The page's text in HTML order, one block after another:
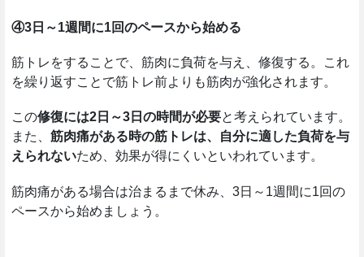
④3日～1週間に1回のペースから始める
筋トレをすることで、筋肉に負荷を与え、修復する。これ
を繰り返すことで筋トレ前よりも筋肉が強化されます。
この修復には2日～3日の時間が必要と考えられています。
また、 筋肉痛がある時の筋トレは、自分に適した負荷を与
えられないため、効果が得にくいといわれています。
筋肉痛がある場合は治まるまで休み、3日～1週間に1回の
ペースから始めましょう。